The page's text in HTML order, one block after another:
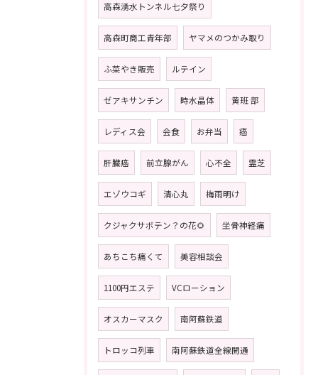
高森湧水トンネル七夕祭り
高森町商工青年部 ヤマメのつかみ取り
ふ菜やき販売 ルテイン
ゼアキサンチン 時水晶体 黄班 部
レディス会 会食 お弁当 癌
肝臓癌 前立腺がん 心不全 霊芝
エゾウコギ 清心丸 梅雨明け
クジャクサボテン？の花🌻 坐骨神経痛
あちこち痛くて 美容相談会
1100円エステ VCローション
オスカーマスク 南阿蘇鉄道
トロッコ列車 南阿蘇鉄道全線開通